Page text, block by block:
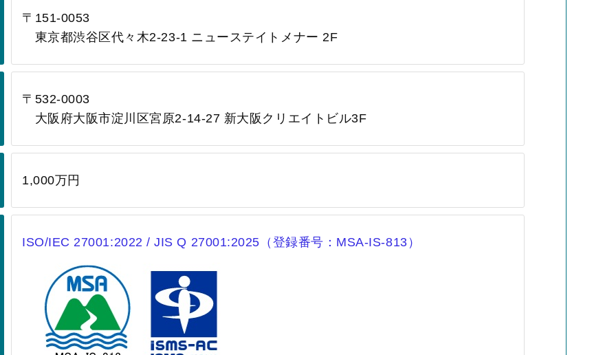
〒151-0053
東京都渋谷区代々木2-23-1 ニューステイトメナー 2F
〒532-0003
大阪府大阪市淀川区宮原2-14-27 新大阪クリエイトビル3F
1,000万円
ISO/IEC 27001:2022 / JIS Q 27001:2025（登録番号：MSA-IS-813）